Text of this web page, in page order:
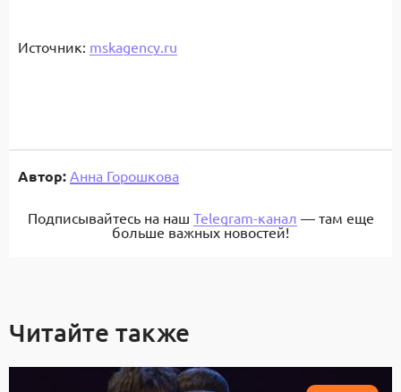
Источник: mskagency.ru
Автор: Анна Горошкова
Подписывайтесь на наш Telegram-канал — там еще
больше важных новостей!
Читайте также